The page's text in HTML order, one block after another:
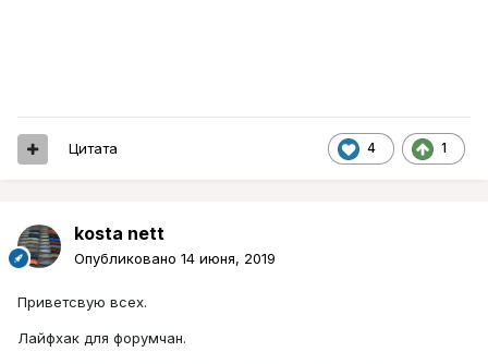
4 1
Цитата
kosta nett
Опубликовано 14 июня, 2019
Приветсвую всех.
Лайфхак для форумчан.